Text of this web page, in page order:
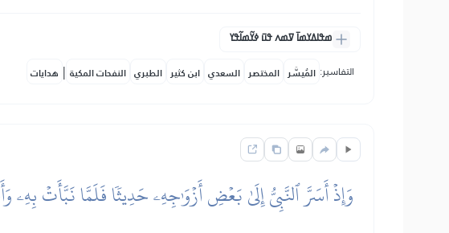
ߘߟߊߡߌߘߊ߫ ߜߘߍ ߟߎ߫ ߦߌ߬ߘߊ߬ߟߌ
التفاسير: المُيسَّر المختصر السعدي ابن كثير الطبري النفحات المكية | هدايات
وَإِذۡ أَسَرَّ ٱلنَّبِيُّ إِلَىٰ بَعۡضِ أَزۡوَٰجِهِۦ حَدِيثٗا فَلَمَّا نَبَّأَتۡ